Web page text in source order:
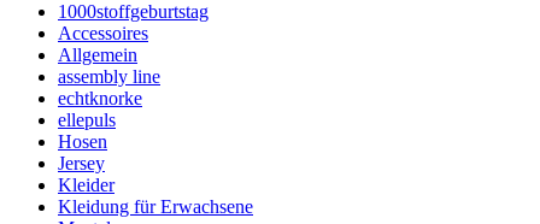
1000stoffgeburtstag
Accessoires
Allgemein
assembly line
echtknorke
ellepuls
Hosen
Jersey
Kleider
Kleidung für Erwachsene